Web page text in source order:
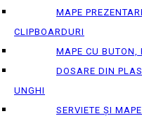
MAPE
CLIPBOARDURI
MAPE CU BUTON,
DOSARE DIN
UNGHI
SERVIETE ȘI MAPE